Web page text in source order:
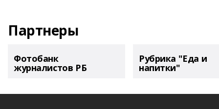
Партнеры
Фотобанк
журналистов РБ
Рубрика "Еда и
напитки"